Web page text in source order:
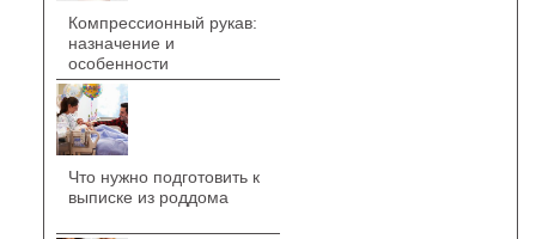
Компрессионный рукав:
назначение и
особенности
Что нужно подготовить к
выписке из роддома